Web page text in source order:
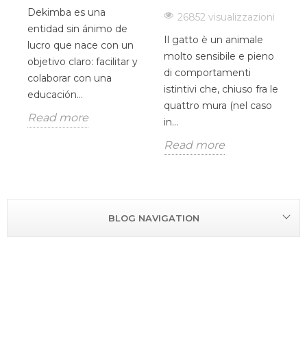
Dekimba es una
entidad sin ánimo de
lucro que nace con un
objetivo claro: facilitar y
colaborar con una
educación...
Read more
26852 visualizzazioni
Il gatto è un animale
molto sensibile e pieno
di comportamenti
istintivi che, chiuso fra le
quattro mura (nel caso
in...
Read more
BLOG NAVIGATION